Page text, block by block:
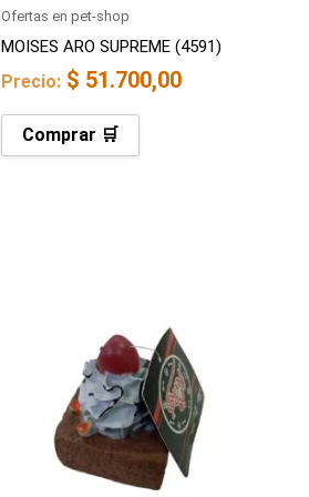
Ofertas en pet-shop
MOISES ARO SUPREME (4591)
Precio: $ 51.700,00
Comprar 🛒